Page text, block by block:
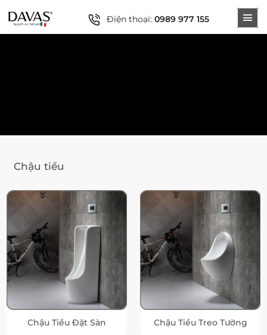
Điện thoại: 0989 977 155
Chậu tiểu
Chậu Tiểu Đặt Sàn Chậu Tiểu Treo Tường